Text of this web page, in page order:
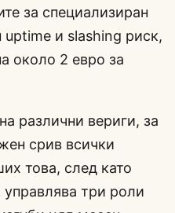
за специализиран
и slashing риск,
около 2 евро за
различни вериги, за
срив всички
това, след като
три роли